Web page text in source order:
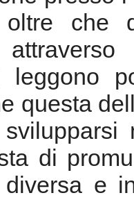
di
e
IL
“Storie”…